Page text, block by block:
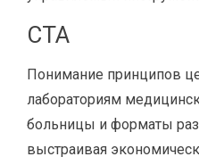
CTA
Понимание принципов
лабораториям
больницы и форматы
выстраивая